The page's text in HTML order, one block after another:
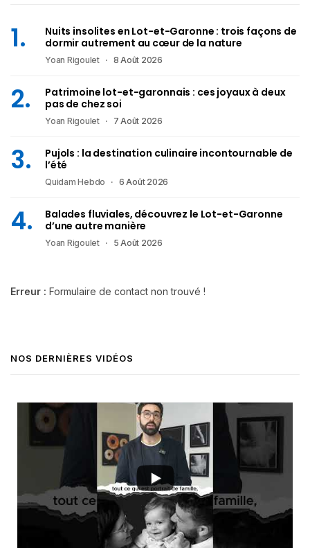
Nuits insolites en Lot-et-Garonne : trois façons de
dormir autrement au cœur de la nature
Yoan Rigoulet 8 Août 2026
Patrimoine lot-et-garonnais : ces joyaux à deux
pas de chez soi
Yoan Rigoulet 7 Août 2026
Pujols : la destination culinaire incontournable de
l’été
Quidam Hebdo 6 Août 2026
Balades fluviales, découvrez le Lot-et-Garonne
d’une autre manière
Yoan Rigoulet 5 Août 2026
Erreur : Formulaire de contact non trouvé !
NOS DERNIÈRES VIDÉOS